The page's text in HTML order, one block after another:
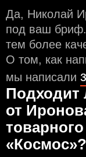
Да, Николай
под ваш
тем более
О том, как
мы написали
Подходит
от
«Космос»?